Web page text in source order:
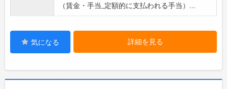
（賃金・手当_定額的に支払われる手当）...
気になる 詳細を見る